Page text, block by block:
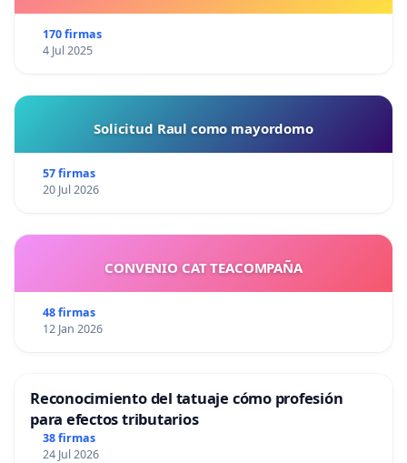
170 firmas
4 Jul 2025
Solicitud Raul como mayordomo
57 firmas
20 Jul 2026
CONVENIO CAT TEACOMPAÑA
48 firmas
12 Jan 2026
Reconocimiento del tatuaje cómo profesión
para efectos tributarios
38 firmas
24 Jul 2026